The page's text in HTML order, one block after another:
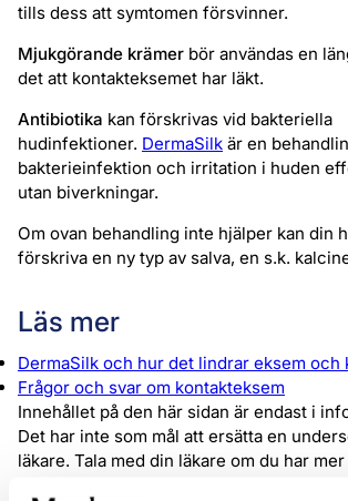
tills dess att symtomen försvinner.
Mjukgörande krämer bör användas en
det att kontakteksemet har läkt.
Antibiotika kan förskrivas vid bakteriella
hudinfektioner. DermaSilk är en
bakterieinfektion och irritation i huden
utan biverkningar.
Om ovan behandling inte hjälper kan din
förskriva en ny typ av salva, en s.k.
Läs mer
DermaSilk och hur det lindrar eksem och
Frågor och svar om kontakteksem
Innehållet på den här sidan är endast i
Det har inte som mål att ersätta en
läkare. Tala med din läkare om du har